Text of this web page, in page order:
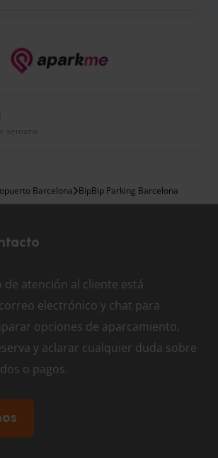
semana
Barcelona BipBip Parking Barcelona
atención al cliente está
electrónico y chat para
opciones de aparcamiento,
y aclarar cualquier duda sobre
o pagos.